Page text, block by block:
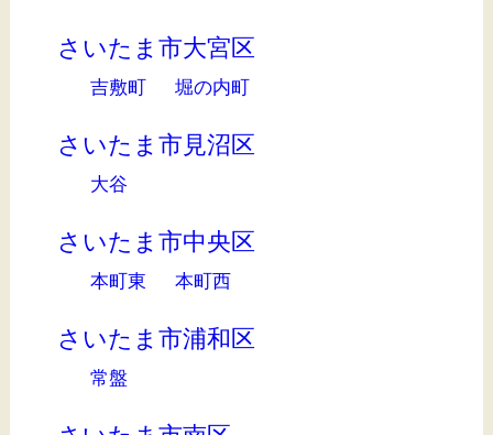
さいたま市大宮区
吉敷町 堀の内町
さいたま市見沼区
大谷
さいたま市中央区
本町東 本町西
さいたま市浦和区
常盤